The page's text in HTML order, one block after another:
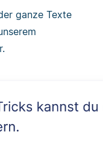
ganze Texte